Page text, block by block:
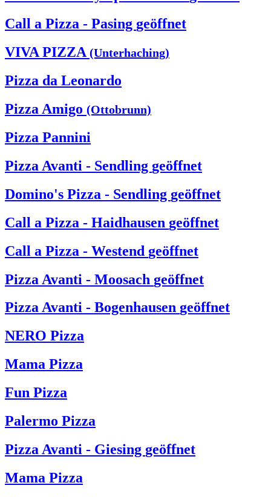
Call a Pizza - Pasing geöffnet
VIVA PIZZA(Unterhaching)
Pizza da Leonardo
Pizza Amigo (Ottobrunn)
Pizza Pannini
Pizza Avanti - Sendling geöffnet
Domino's Pizza - Sendling geöffnet
Call a Pizza - Haidhausen geöffnet
Call a Pizza - Westend geöffnet
Pizza Avanti - Moosach geöffnet
Pizza Avanti - Bogenhausen geöffnet
NERO Pizza
Mama Pizza
Fun Pizza
Palermo Pizza
Pizza Avanti - Giesing geöffnet
Mama Pizza